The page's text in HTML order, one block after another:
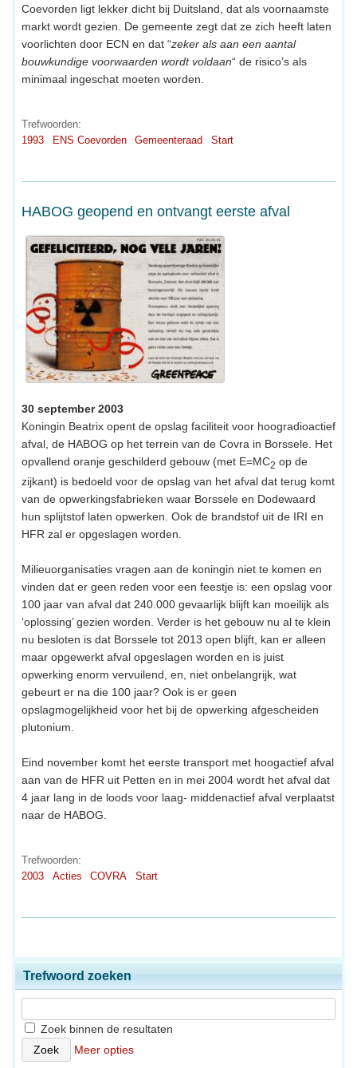
Coevorden ligt lekker dicht bij Duitsland, dat als voornaamste
markt wordt gezien. De gemeente zegt dat ze zich heeft laten
voorlichten door ECN en dat “zeker als aan een aantal
bouwkundige voorwaarden wordt voldaan“ de risico’s als
minimaal ingeschat moeten worden.
Trefwoorden:
1993
ENS Coevorden Gemeenteraad Start
HABOG geopend en ontvangt eerste afval
30 september 2003
Koningin Beatrix opent de opslag faciliteit voor hoogradioactief
afval, de HABOG op het terrein van de Covra in Borssele. Het
opvallend oranje geschilderd gebouw (met E=MC2 op de
zijkant) is bedoeld voor de opslag van het afval dat terug komt
van de opwerkingsfabrieken waar Borssele en Dodewaard
hun splijtstof laten opwerken. Ook de brandstof uit de IRI en
HFR zal er opgeslagen worden.
Milieuorganisaties vragen aan de koningin niet te komen en
vinden dat er geen reden voor een feestje is: een opslag voor
100 jaar van afval dat 240.000 gevaarlijk blijft kan moeilijk als
‘oplossing’ gezien worden. Verder is het gebouw nu al te klein
nu besloten is dat Borssele tot 2013 open blijft, kan er alleen
maar opgewerkt afval opgeslagen worden en is juist
opwerking enorm vervuilend, en, niet onbelangrijk, wat
gebeurt er na die 100 jaar? Ook is er geen
opslagmogelijkheid voor het bij de opwerking afgescheiden
plutonium.
Eind november komt het eerste transport met hoogactief afval
aan van de HFR uit Petten en in mei 2004 wordt het afval dat
4 jaar lang in de loods voor laag- middenactief afval verplaatst
naar de HABOG.
Trefwoorden:
2003
Acties COVRA Start
Trefwoord zoeken
Zoek binnen de resultaten
Meer opties